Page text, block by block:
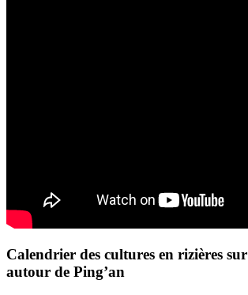
Calendrier des cultures en rizières
autour de Ping’an